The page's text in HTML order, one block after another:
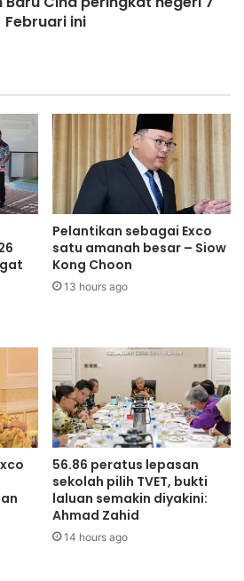
Februari ini
Pelantikan sebagai Exco
satu amanah besar – Siow
Kong Choon
13 hours ago
56.86 peratus lepasan
sekolah pilih TVET, bukti
laluan semakin diyakini:
Ahmad Zahid
14 hours ago